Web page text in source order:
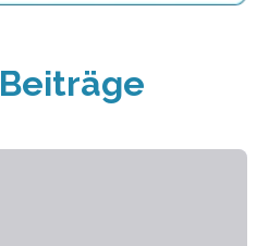
Beiträge